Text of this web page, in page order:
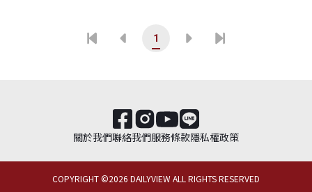
1
關於我們聯絡我們服務條款隱私權政策
COPYRIGHT ©2026 DAILYVIEW ALL RIGHTS RESERVED